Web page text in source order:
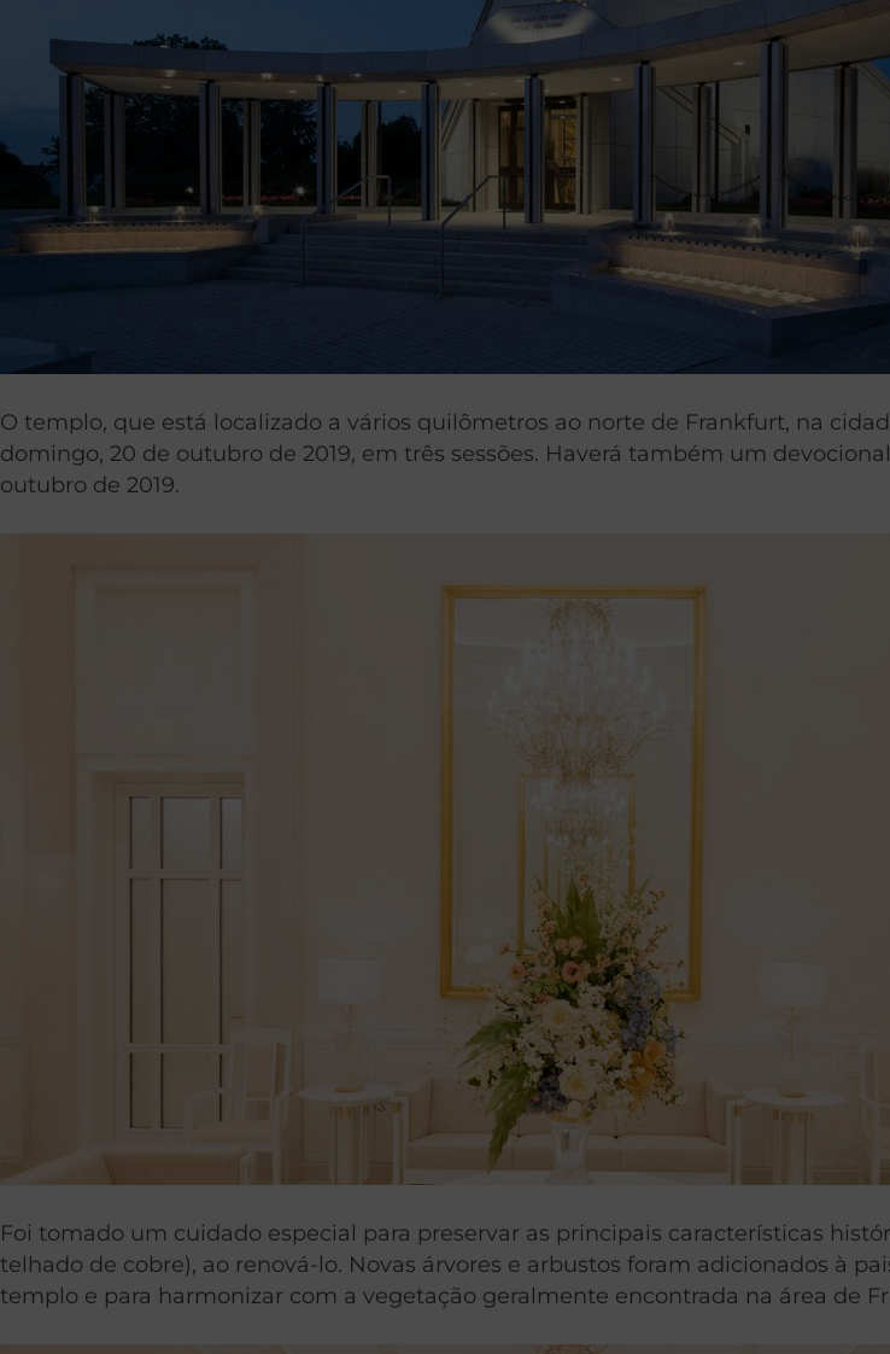
O templo, que está localizado a vários quilômetros ao norte de Frankfurt, na
domingo, 20 de outubro de 2019, em três sessões. Haverá também um
outubro de 2019.
Foi tomado um cuidado especial para preservar as principais características
telhado de cobre), ao renová-lo. Novas árvores e arbustos foram adicionados à
templo e para harmonizar com a vegetação geralmente encontrada na área de